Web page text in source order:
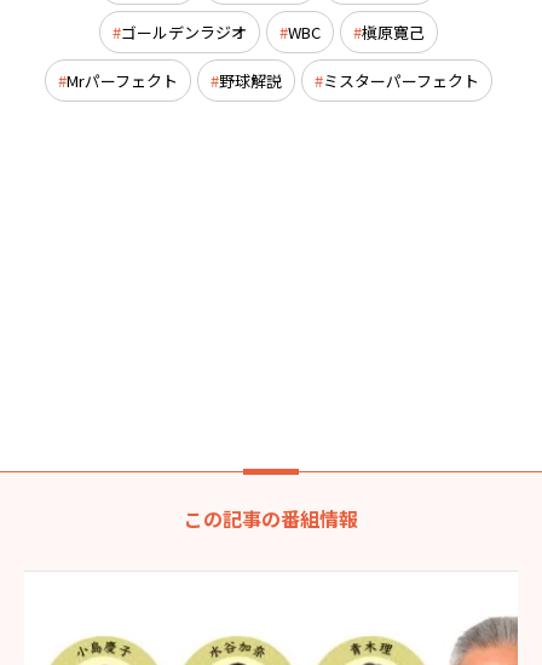
ゴールデンラジオ WBC 槇原寛己
Mrパーフェクト 野球解説 ミスターパーフェクト
この記事の番組情報